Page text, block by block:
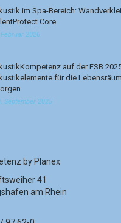
im Spa-Bereich:
Core
2026
auf der FSB
für die
September 2025
by Planex
41
am Rhein